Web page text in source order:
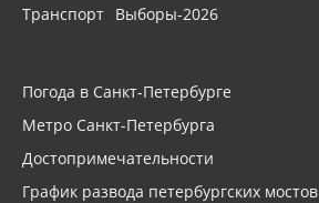
Транспорт Выборы-2026
Погода в Санкт-Петербурге
Метро Санкт-Петербурга
Достопримечательности
График развода петербургских мостов